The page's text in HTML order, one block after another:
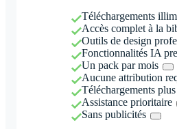
Téléchargements
Accès complet à la
Outils de design
Fonctionnalités IA
Un pack par mois
Aucune attribution
Téléchargements
Assistance prioritaire
Sans publicités